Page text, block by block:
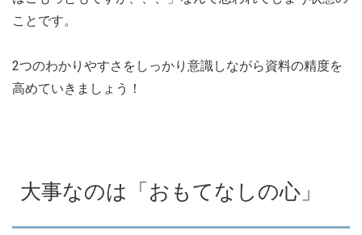
ことです。
2つのわかりやすさをしっかり意識しながら資料の精度を
高めていきましょう！
大事なのは「おもてなしの心」